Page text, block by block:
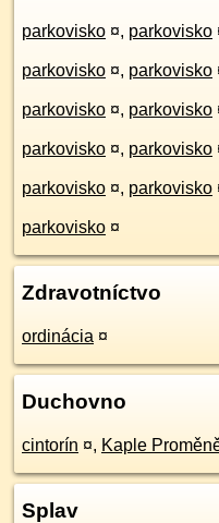
parkovisko ¤, parkovisko
parkovisko ¤, parkovisko
parkovisko ¤, parkovisko
parkovisko ¤, parkovisko
parkovisko ¤, parkovisko
parkovisko ¤
Zdravotníctvo
ordinácia ¤
Duchovno
cintorín ¤, Kaple
Splav